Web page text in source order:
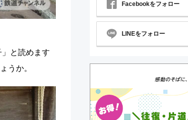
と読めます
うか。
Facebookをフォロー
LINEをフォロー